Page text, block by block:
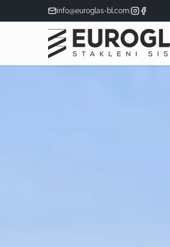
info@euroglas-bl.com